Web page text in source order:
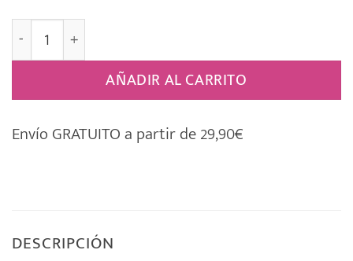
Ambientador Coche On The Car [LAVANDA] cantidad
AÑADIR AL CARRITO
Envío GRATUITO a partir de 29,90€
DESCRIPCIÓN